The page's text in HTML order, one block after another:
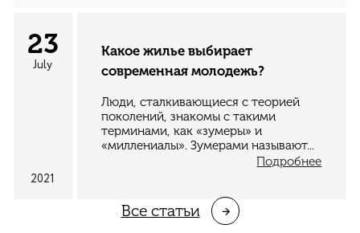
23
July
2021
Какое жилье выбирает
современная молодежь?
Люди, сталкивающиеся с теорией
поколений, знакомы с такими
терминами, как «зумеры» и
«миллениалы». Зумерами называют...
Подробнее
Все cтатьи